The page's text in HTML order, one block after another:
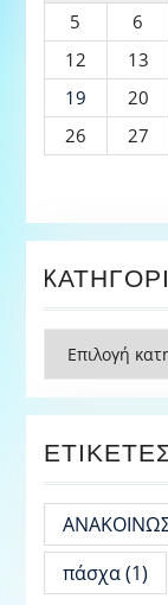
5
6
12
13
19
20
26
27
Kατηγορίες
πάσχα(1)